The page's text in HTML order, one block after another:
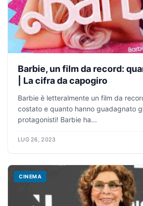
Barbie, un film da record:
| La cifra da capogiro
Barbie è letteralmente un film da
costato e quanto hanno guadagnato
protagonisti! Barbie ha...
LUG 26, 2023
CINEMA